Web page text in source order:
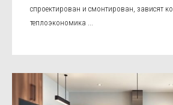
спроектирован и смонтирован, зависят
теплоэкономика ...